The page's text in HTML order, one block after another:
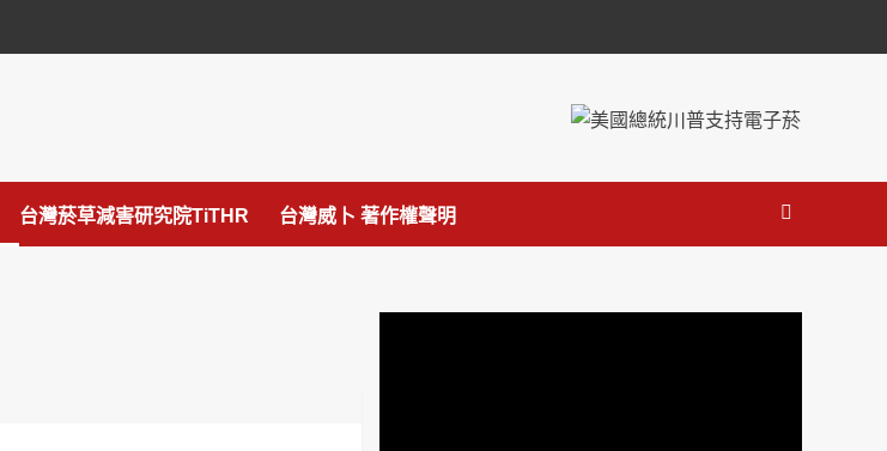
台灣菸草減害研究院TiTHR 台灣威卜 著作權聲明